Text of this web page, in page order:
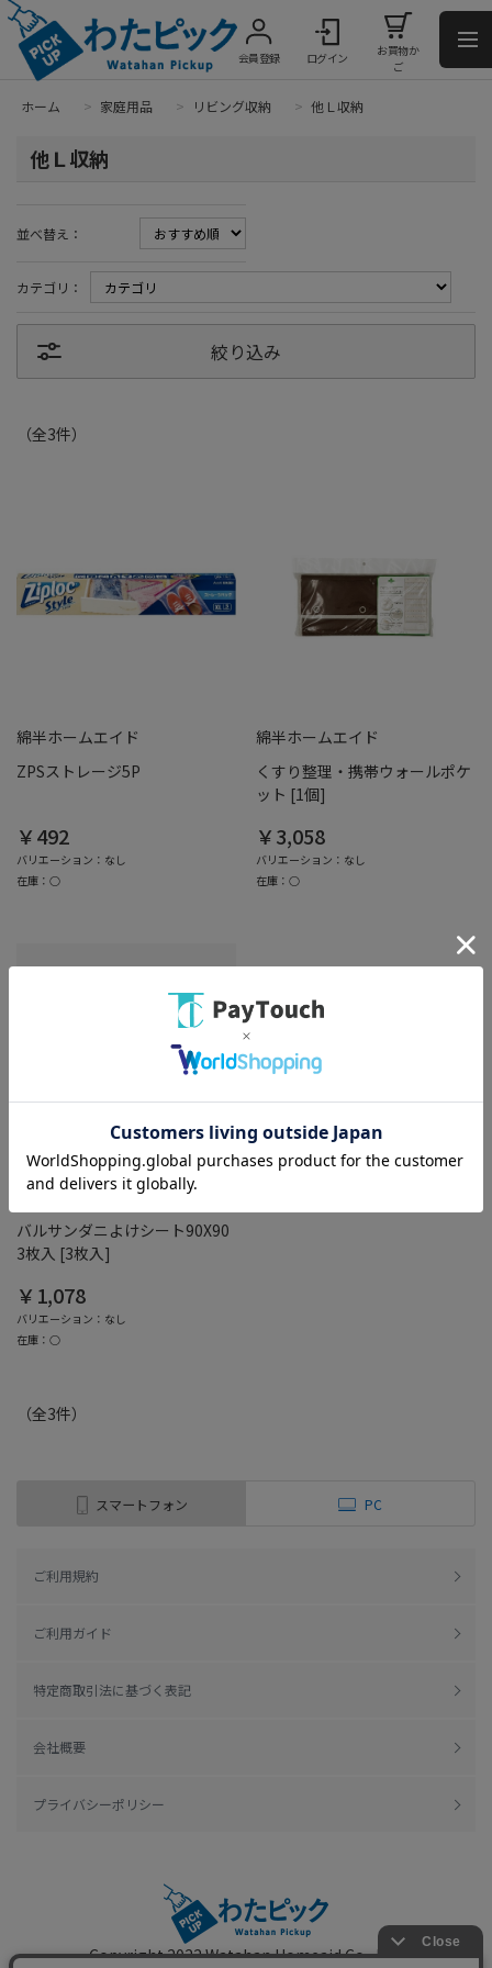
会員登録 ログイン
お買物か
ご
ホーム > 家庭用品 > リビング収納 > 他Ｌ収納
他Ｌ収納
並べ替え：
カテゴリ：
絞り込み
（全3件）
綿半ホームエイド
ZPSストレージ5P
￥492
バリエーション：なし
在庫：○
綿半ホームエイド
くすり整理・携帯ウォールポケ
ット [1個]
￥3,058
バリエーション：なし
在庫：○
綿半ホームエイド
バルサンダニよけシート90X90
3枚入 [3枚入]
￥1,078
バリエーション：なし
在庫：○
（全3件）
スマートフォン PC
ご利用規約
ご利用ガイド
特定商取引法に基づく表記
会社概要
プライバシーポリシー
Copyright 2022Watahan Homeaid Co., Ltd.